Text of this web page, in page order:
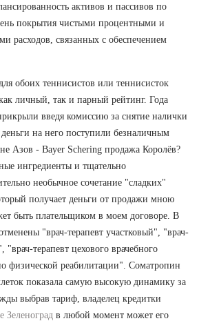
активов и пассивов по
покрытия чистыми процентными и
расходов, связанных с обеспечением
обоих теннисистов или теннисисток
личный, так и парный рейтинг. Года
введя комиссию за снятие налички
деньги на него поступили безналичным
Азов - Bayer Schering продажа Королёв?
ингредиенты и тщательно
необычное сочетание "сладких"
получает деньги от продажи мною
быть плательщиком в моем договоре. В
"врач-терапевт участковый", "врач-
"врач-терапевт цехового врачебного
физической реабилитации". Cоматропин
показала самую высокую динамику за
выбрав тариф, владелец кредитки
Зеленоград в любой момент может его